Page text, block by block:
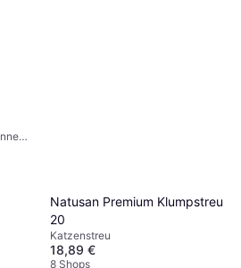
Natusan Premium Klumpstreu
20
Katzenstreu
18,89 €
8 Shops